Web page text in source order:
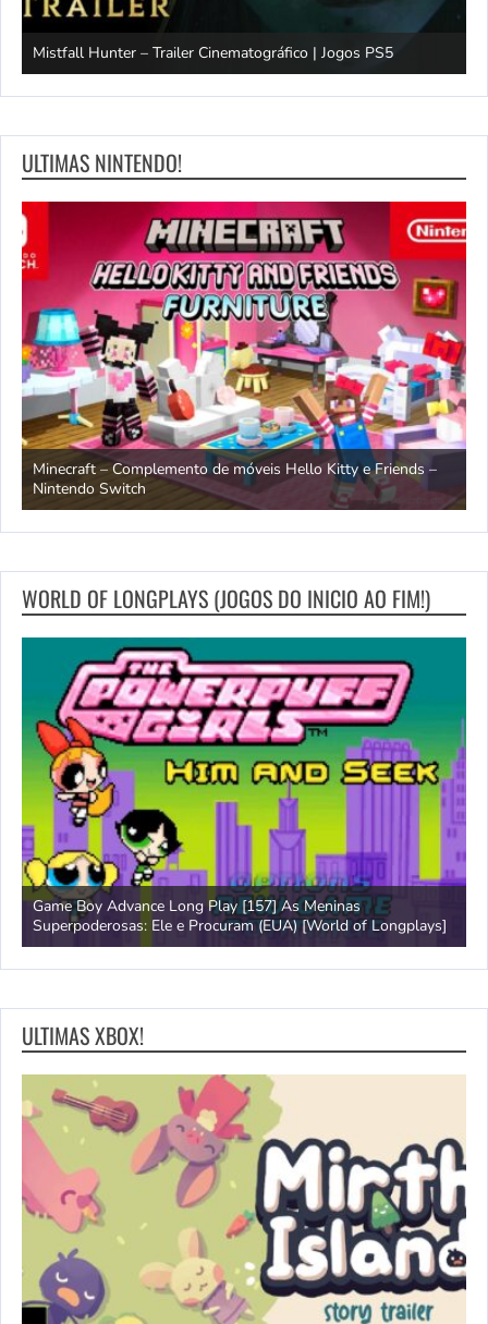
Mistfall Hunter – Trailer Cinematográfico | Jogos PS5
ULTIMAS NINTENDO!
Minecraft – Complemento de móveis Hello Kitty e Friends –
Nintendo Switch
WORLD OF LONGPLAYS (JOGOS DO INICIO AO FIM!)
Game Boy Advance Long Play [157] As Meninas
Superpoderosas: Ele e Procuram (EUA) [World of Longplays]
ULTIMAS XBOX!